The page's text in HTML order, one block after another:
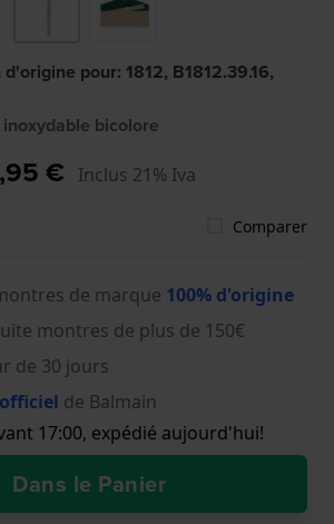
pour: 1812, B1812.39.16,
bicolore
€ Inclus 21% Iva
Comparer
de marque 100% d'origine
montres de plus de 150€
de 30 jours
de Balmain
17:00, expédié aujourd'hui!
Dans le Panier